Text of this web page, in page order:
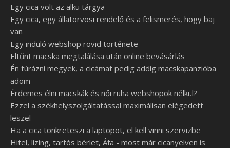
Egy cica volt az alku tárgya
Egy cica, egy állatorvosi rendelő és a felismerés, hogy baj
van
Egy induló webshop rövid története
Eltűnt macska megtalálása után online bevásárlás
Én túrázni megyek, a cicámat pedig addig macskapanzióba
adom
Érdemes élni macskák és női ruha webshopok nélkül?
Ezzel a székhelyszolgáltatással maximálisan elégedett
leszel
Ha a cica tönkreteszi a laptopot, el kell vinni szervizbe
Hitel, lízing, tartós bérlet, Áfa - most már cicanyelven is